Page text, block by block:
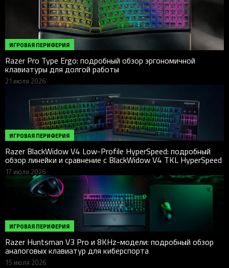
ИГРОВАЯ ПЕРИФЕРИЯ
Razer Pro Type Ergo: подробный обзор эргономичной
клавиатуры для долгой работы
21 июля 2026
ИГРОВАЯ ПЕРИФЕРИЯ
Razer BlackWidow V4 Low-Profile HyperSpeed: подробный
обзор линейки и сравнение с BlackWidow V4 TKL HyperSpeed
17 июля 2026
ИГРОВАЯ ПЕРИФЕРИЯ
Razer Huntsman V3 Pro и 8KHz-модели: подробный обзор
аналоговых клавиатур для киберспорта
15 июля 2026